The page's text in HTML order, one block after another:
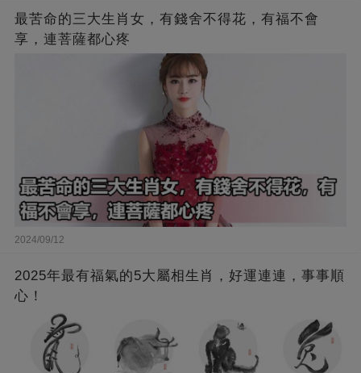
最苦命的三大生肖女，有錢舍不得花，有福不會
享，連菩薩都心疼
2024/09/12
2025年最有福氣的5大屬相生肖，好運連連，事事順
心！